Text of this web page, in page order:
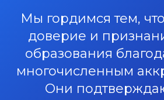
Мы гордимся тем,
доверие и
образования
многочисленным
Они